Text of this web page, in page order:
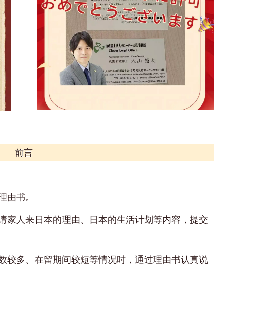
前言
书。
家人来日本的理由、日本的生活计划等内容，提交
较多、在留期间较短等情况时，通过理由书认真说